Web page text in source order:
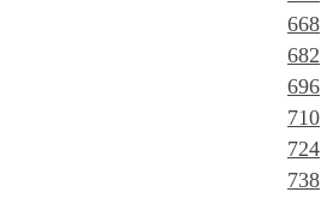
668
682
696
710
724
738